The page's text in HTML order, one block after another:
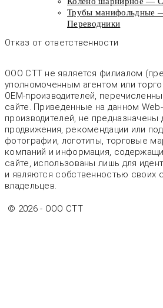
Трубы манифольдные
Переводники
Отказ от ответственности
ООО СТТ не является филиалом
уполномоченным агентом или
OEM-производителей,
сайте. Приведенные на данном Web-
производителей, не предназначены
продвижения, рекомендации или
фотографии, логотипы, торговые
компаний и информация,
сайте, использованы лишь для
и являются собственностью своих
владельцев.
© 2026 - OOO CTT